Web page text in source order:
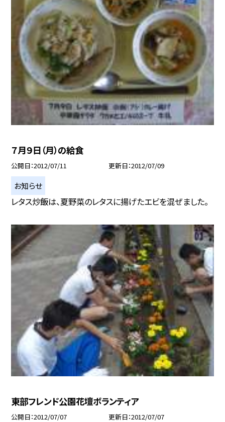
７月９日（月）の給食
公開日 2012/07/11 更新日 2012/07/09
お知らせ
レタス炒飯は、夏野菜のレタスに揚げたエビを混ぜました。
東部フレンド公園花壇ボランティア
公開日 2012/07/07 更新日 2012/07/07